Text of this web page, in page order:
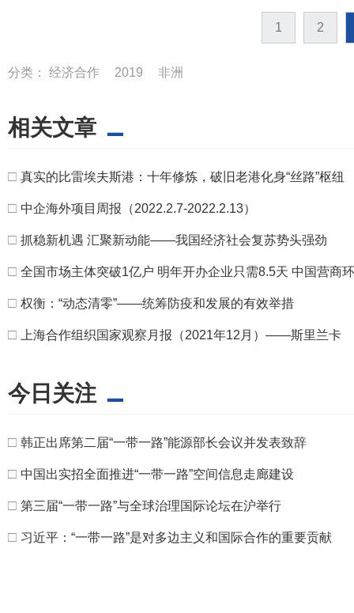
1 2
分类： 经济合作 2019 非洲
相关文章
□ 真实的比雷埃夫斯港：十年修炼，破旧老港化身“丝路”枢纽
□ 中企海外项目周报（2022.2.7-2022.2.13）
□ 抓稳新机遇 汇聚新动能——我国经济社会复苏势头强劲
□ 全国市场主体突破1亿户 明年开办企业只需8.5天 中国营商
□ 权衡：“动态清零”——统筹防疫和发展的有效举措
□ 上海合作组织国家观察月报（2021年12月）——斯里兰卡
今日关注
□ 韩正出席第二届“一带一路”能源部长会议并发表致辞
□ 中国出实招全面推进“一带一路”空间信息走廊建设
□ 第三届“一带一路”与全球治理国际论坛在沪举行
□ 习近平：“一带一路”是对多边主义和国际合作的重要贡献